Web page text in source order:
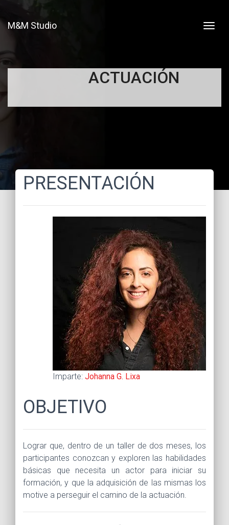
M&M Studio
ACTUACIÓN
PRESENTACIÓN
Imparte: Johanna G. Lixa
OBJETIVO
Lograr que, dentro de un taller de dos meses, los
participantes conozcan y exploren las habilidades
básicas que necesita un actor para iniciar su
formación, y que la adquisición de las mismas los
motive a perseguir el camino de la actuación.